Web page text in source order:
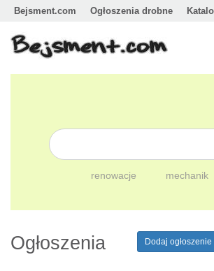
Bejsment.com Ogłoszenia drobne
renowacje mechanik
Ogłoszenia Dodaj ogłoszenie